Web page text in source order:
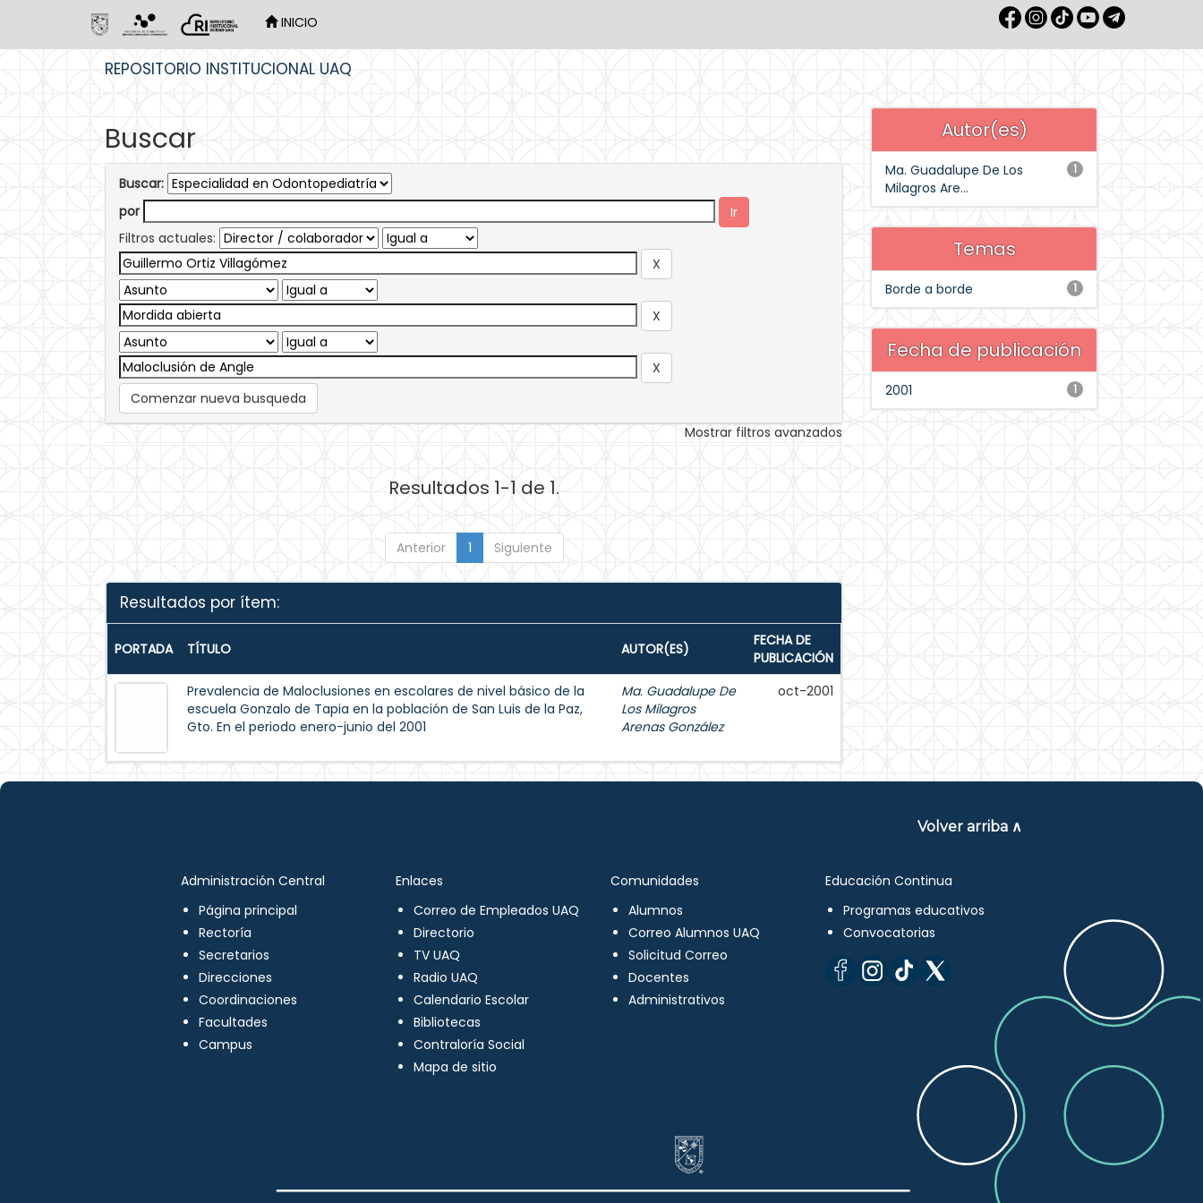
INICIO
REPOSITORIO INSTITUCIONAL UAQ
Buscar
Buscar:
por
Filtros actuales:
Comenzar nueva busqueda
Mostrar filtros avanzados
Resultados 1-1 de 1.
Anterior 1 Siguiente
Resultados por ítem:
PORTADA TÍTULO AUTOR(ES)
FECHA DE
PUBLICACIÓN
Prevalencia de Maloclusiones en escolares de nivel básico de la
escuela Gonzalo de Tapia en la población de San Luis de la Paz,
Gto. En el periodo enero-junio del 2001
Ma. Guadalupe De
Los Milagros
Arenas González
oct-2001
Autor(es)
1
Ma. Guadalupe De Los
Milagros Are...
Temas
1
Borde a borde
Fecha de publicación
1
2001
Volver arriba ∧
Administración Central
Página principal
Rectoría
Secretarios
Direcciones
Coordinaciones
Facultades
Campus
Enlaces
Correo de Empleados UAQ
Directorio
TV UAQ
Radio UAQ
Calendario Escolar
Bibliotecas
Contraloría Social
Mapa de sitio
Comunidades
Alumnos
Correo Alumnos UAQ
Solicitud Correo
Docentes
Administrativos
Educación Continua
Programas educativos
Convocatorias